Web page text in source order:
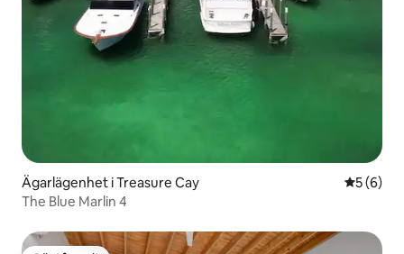
Ägarlägenhet i Treasure Cay 5 av 5 i
5 (6)
The Blue Marlin 4